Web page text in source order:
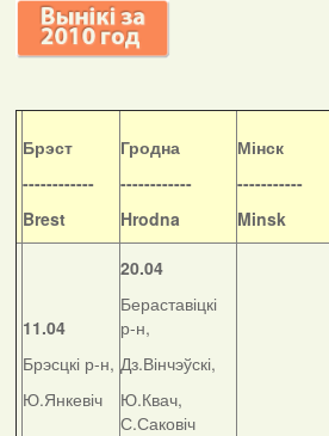
Брэст
------------
Brest
Гродна
------------
Hrodna
Мінск
-----------
Minsk
11.04
Брэсцкі р-н,
Ю.Янкевіч
20.04
Бераставіцкі
р-н,
Дз.Вінчэўскі,
Ю.Квач,
С.Саковіч